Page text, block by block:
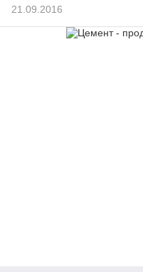
21.09.2016